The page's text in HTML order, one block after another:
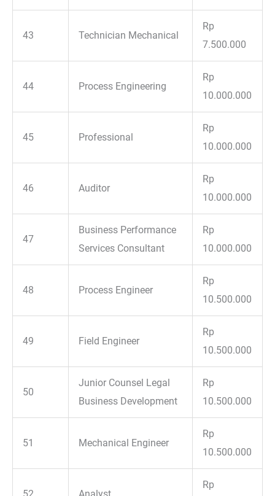
43 Technician Mechanical
Rp
7.500.000
44 Process Engineering
Rp
10.000.000
45 Professional
Rp
10.000.000
46 Auditor
Rp
10.000.000
47
Business Performance
Services Consultant
Rp
10.000.000
48 Process Engineer
Rp
10.500.000
49 Field Engineer
Rp
10.500.000
50
Junior Counsel Legal
Business Development
Rp
10.500.000
51 Mechanical Engineer
Rp
10.500.000
Rp